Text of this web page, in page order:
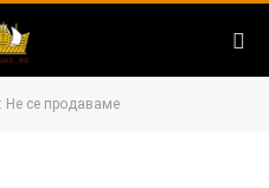
Не се продаваме